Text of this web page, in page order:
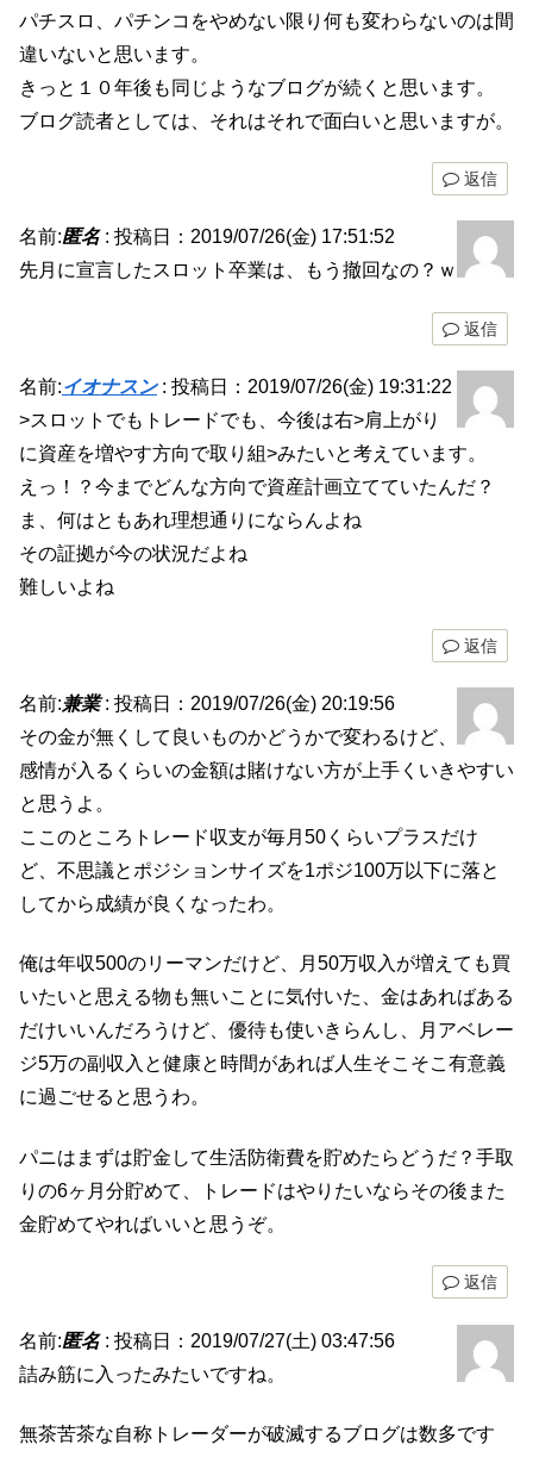
パチスロ、パチンコをやめない限り何も変わらないのは間
違いないと思います。
きっと１０年後も同じようなブログが続くと思います。
ブログ読者としては、それはそれで面白いと思いますが。
返信
名前:匿名: 投稿日：2019/07/26(金) 17:51:52
先月に宣言したスロット卒業は、もう撤回なの？ｗ
返信
名前:イオナスン: 投稿日：2019/07/26(金) 19:31:22
>スロットでもトレードでも、今後は右>肩上がり
に資産を増やす方向で取り組>みたいと考えています。
えっ！？今までどんな方向で資産計画立てていたんだ？
ま、何はともあれ理想通りにならんよね
その証拠が今の状況だよね
難しいよね
返信
名前:兼業: 投稿日：2019/07/26(金) 20:19:56
その金が無くして良いものかどうかで変わるけど、
感情が入るくらいの金額は賭けない方が上手くいきやすい
と思うよ。
ここのところトレード収支が毎月50くらいプラスだけ
ど、不思議とポジションサイズを1ポジ100万以下に落と
してから成績が良くなったわ。
俺は年収500のリーマンだけど、月50万収入が増えても買
いたいと思える物も無いことに気付いた、金はあればある
だけいいんだろうけど、優待も使いきらんし、月アベレー
ジ5万の副収入と健康と時間があれば人生そこそこ有意義
に過ごせると思うわ。
パニはまずは貯金して生活防衛費を貯めたらどうだ？手取
りの6ヶ月分貯めて、トレードはやりたいならその後また
金貯めてやればいいと思うぞ。
返信
名前:匿名: 投稿日：2019/07/27(土) 03:47:56
詰み筋に入ったみたいですね。
無茶苦茶な自称トレーダーが破滅するブログは数多です